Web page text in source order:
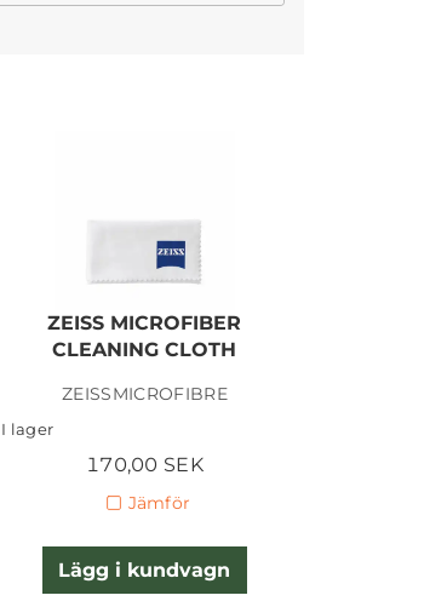
ZEISS MICROFIBER
CLEANING CLOTH
ZEISSMICROFIBRE
I lager
170,00 SEK
Jämför
Lägg i kundvagn